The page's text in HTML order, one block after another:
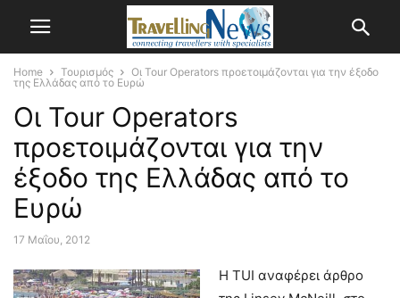
Home Τουρισμός
Οι Tour Operators προετοιμάζονται για την έξοδο
της Ελλάδας από το Ευρώ
Οι Tour Operators
προετοιμάζονται για την
έξοδο της Ελλάδας από το
Ευρώ
17 Μαΐου, 2012
Η TUI αναφέρει άρθρο